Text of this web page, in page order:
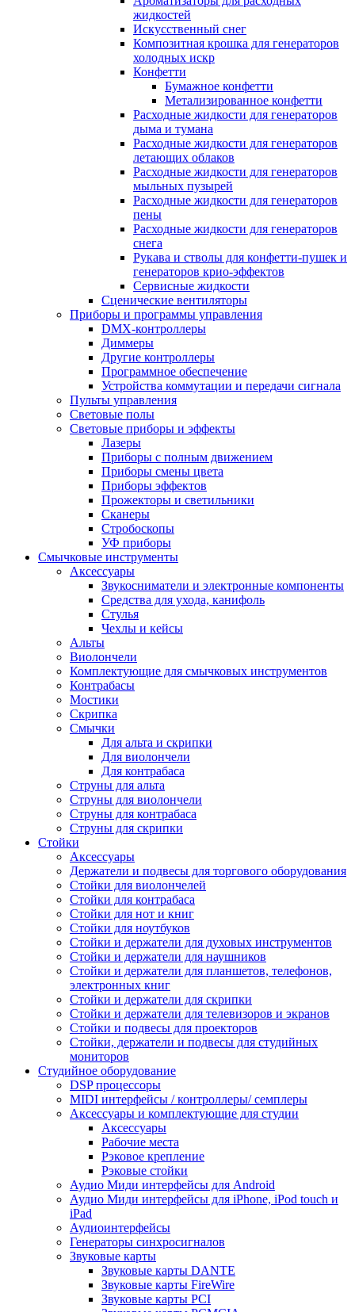
жидкостей
Искусственный снег
Композитная крошка для генераторов
холодных искр
Конфетти
Бумажное конфетти
Метализированное конфетти
Расходные жидкости для генераторов
дыма и тумана
Расходные жидкости для генераторов
летающих облаков
Расходные жидкости для генераторов
мыльных пузырей
Расходные жидкости для генераторов
пены
Расходные жидкости для генераторов
снега
Рукава и стволы для конфетти-пушек и
генераторов крио-эффектов
Сервисные жидкости
Сценические вентиляторы
Приборы и программы управления
DMX-контроллеры
Диммеры
Другие контроллеры
Программное обеспечение
Устройства коммутации и передачи сигнала
Пульты управления
Световые полы
Световые приборы и эффекты
Лазеры
Приборы с полным движением
Приборы смены цвета
Приборы эффектов
Прожекторы и светильники
Сканеры
Стробоскопы
УФ приборы
Смычковые инструменты
Аксессуары
Звукосниматели и электронные компоненты
Средства для ухода, канифоль
Стулья
Чехлы и кейсы
Альты
Виолончели
Комплектующие для смычковых инструментов
Контрабасы
Мостики
Скрипка
Смычки
Для альта и скрипки
Для виолончели
Для контрабаса
Струны для альта
Струны для виолончели
Струны для контрабаса
Струны для скрипки
Стойки
Аксессуары
Держатели и подвесы для торгового оборудования
Стойки для виолончелей
Стойки для контрабаса
Стойки для нот и книг
Стойки для ноутбуков
Стойки и держатели для духовых инструментов
Стойки и держатели для наушников
Стойки и держатели для планшетов, телефонов,
электронных книг
Стойки и держатели для скрипки
Стойки и держатели для телевизоров и экранов
Стойки и подвесы для проекторов
Стойки, держатели и подвесы для студийных
мониторов
Студийное оборудование
DSP процессоры
MIDI интерфейсы / контроллеры/ семплеры
Аксессуары и комплектующие для студии
Аксессуары
Рабочие места
Рэковое крепление
Рэковые стойки
Аудио Миди интерфейсы для Android
Аудио Миди интерфейсы для iPhone, iPod touch и
iPad
Аудиоинтерфейсы
Генераторы синхросигналов
Звуковые карты
Звуковые карты DANTE
Звуковые карты FireWire
Звуковые карты PCI